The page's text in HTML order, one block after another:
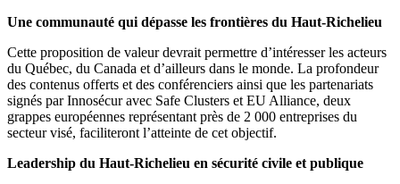
Une communauté qui dépasse les frontières du Haut-Richelieu
Cette proposition de valeur devrait permettre d’intéresser les acteurs
du Québec, du Canada et d’ailleurs dans le monde. La profondeur
des contenus offerts et des conférenciers ainsi que les partenariats
signés par Innosécur avec Safe Clusters et EU Alliance, deux
grappes européennes représentant près de 2 000 entreprises du
secteur visé, faciliteront l’atteinte de cet objectif.
Leadership du Haut-Richelieu en sécurité civile et publique